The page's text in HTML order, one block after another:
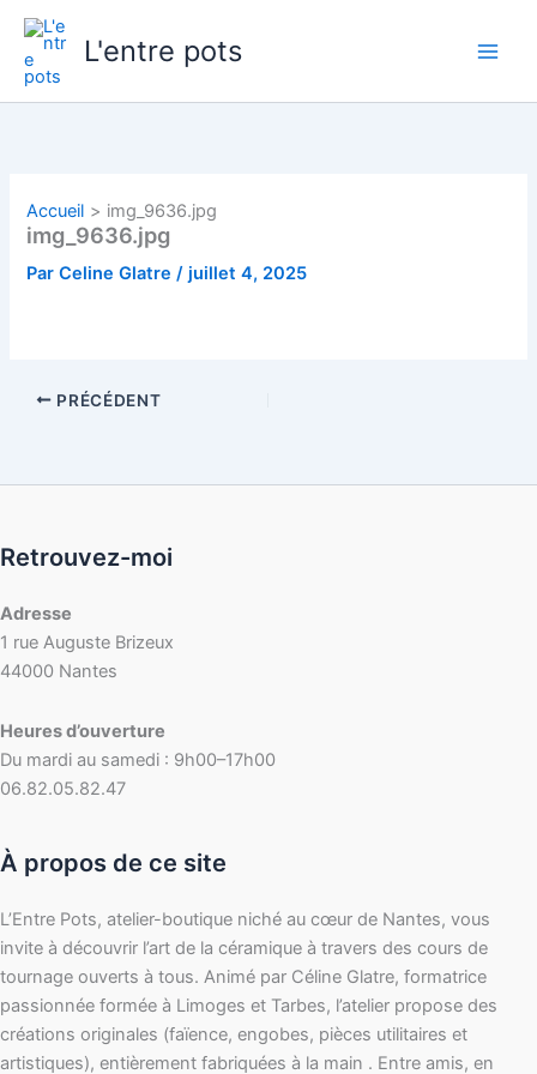
Aller
contenu
L'entre pots
Accueil img_9636.jpg
img_9636.jpg
ParCeline Glatre/ juillet 4, 2025
PRÉCÉDENT
Retrouvez-moi
Adresse
1 rue Auguste Brizeux
44000 Nantes
Heures d’ouverture
Du mardi au samedi : 9h00–17h00
06.82.05.82.47
À propos de ce site
L’Entre Pots, atelier-boutique niché au cœur de Nantes, vous
invite à découvrir l’art de la céramique à travers des cours de
tournage ouverts à tous. Animé par Céline Glatre, formatrice
passionnée formée à Limoges et Tarbes, l’atelier propose des
créations originales (faïence, engobes, pièces utilitaires et
artistiques), entièrement fabriquées à la main . Entre amis, en